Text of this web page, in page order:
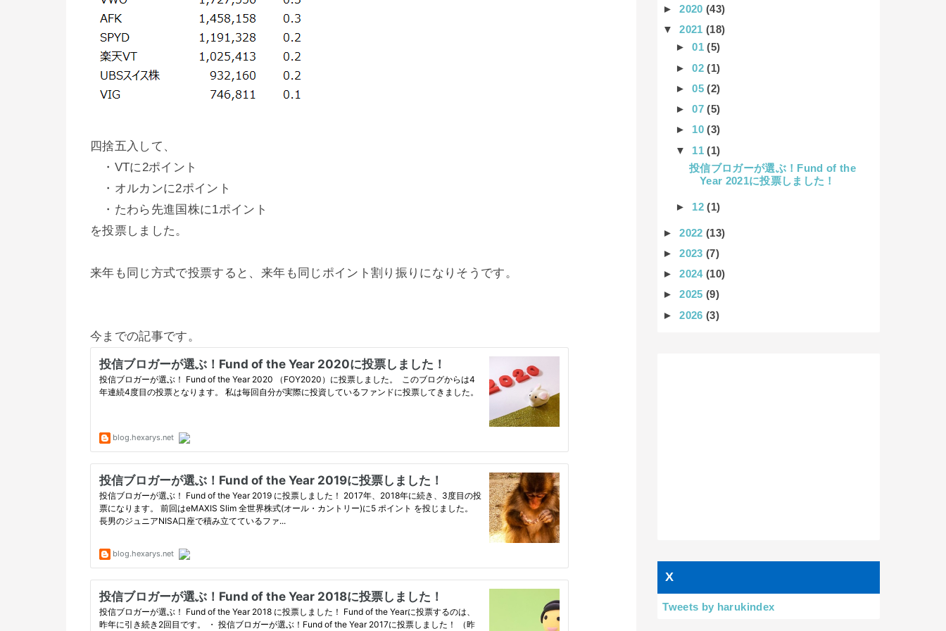
四捨五入して、
・VTに2ポイント
・オルカンに2ポイント
・たわら先進国株に1ポイント
を投票しました。
来年も同じ方式で投票すると、来年も同じポイント割り振りになりそうです。
今までの記事です。
►2020(43)
▼2021(18)
►01(5)
►02(1)
►05(2)
►07(5)
► 10(3)
▼ 11(1)
投信ブロガーが選ぶ！Fund of the
Year 2021に投票しました！
► 12(1)
►2022(13)
►2023(7)
►2024(10)
►2025(9)
►2026(3)
X
Tweets by harukindex